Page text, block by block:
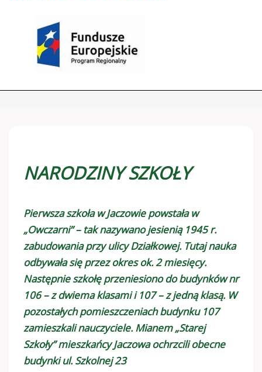
NARODZINY SZKOŁY
Pierwsza szkoła w Jaczowie powstała w
„Owczarni” – tak nazywano jesienią 1945 r.
zabudowania przy ulicy Działkowej. Tutaj nauka
odbywała się przez okres ok. 2 miesięcy.
Następnie szkołę przeniesiono do budynków nr
106 – z dwiema klasami i 107 – z jedną klasą. W
pozostałych pomieszczeniach budynku 107
zamieszkali nauczyciele. Mianem „Starej
Szkoły” mieszkańcy Jaczowa ochrzcili obecne
budynki ul. Szkolnej 23